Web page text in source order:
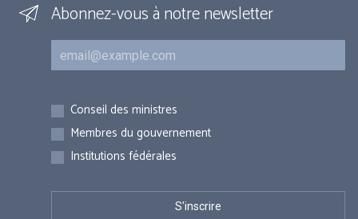
Abonnez-vous à notre newsletter
Courriel
Inscriptions
Conseil des ministres
Membres du gouvernement
Institutions fédérales